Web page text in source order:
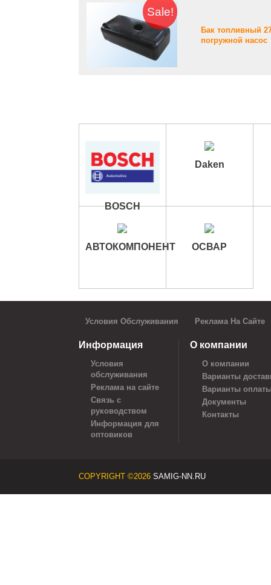
Sale!
Бак топливный
погружной насос
BOSCH
Daken
АВТОКОМПОНЕНТ ОСВАР
Условия Обслуживания Реклама На Сайте
Информация
Условия
обслуживания
Реклама на сайте
Связь с
руководством
Информация для
оптовиков
О компании
О компании
Варианты
Варианты
Документы
Контакты
COPYRIGHT ©2026 SAMIG-NN.RU